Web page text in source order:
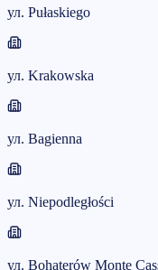
ул. Pułaskiego
ул. Krakowska
ул. Bagienna
ул. Niepodległości
ул. Bohaterów Monte